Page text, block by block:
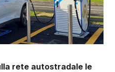
rete autostradale le